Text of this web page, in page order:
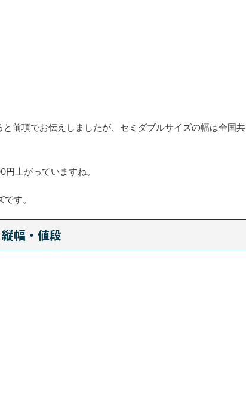
前項でお伝えしましたが、セミダブルサイズの幅は全国共
上がっていますね。
す。
幅・値段